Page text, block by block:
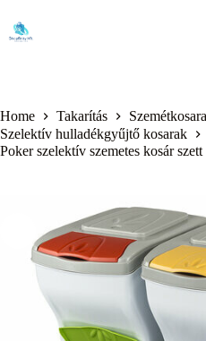
content
Home Takarítás
Szelektív hulladékgyűjtő kosarak
Poker szelektív szemetes kosár